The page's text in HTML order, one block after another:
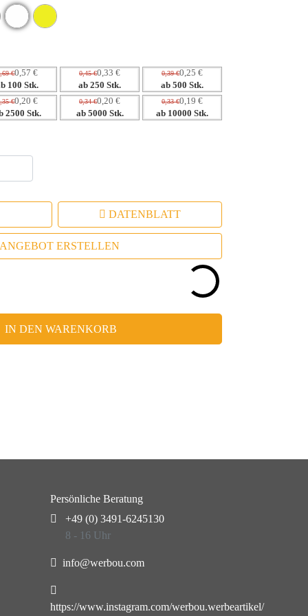
der Verwendung und damit der
Zielgruppe an und fördert den positiven
€0,57 €
100 Stk.
0,45 €0,33 €
ab 250 Stk.
0,39 €0,25 €
ab 500 Stk.
€0,20 €
2500 Stk.
0,34 €0,20 €
ab 5000 Stk.
0,33 €0,19 €
ab 10000 Stk.
DATENBLATT
ANGEBOT ERSTELLEN
IN DEN WARENKORB
Persönliche Beratung
+49 (0) 3491-6245130
8 - 16 Uhr
info@werbou.com
https://www.instagram.com/werbou.werbeartikel/